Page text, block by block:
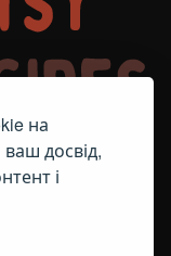
на
досвід,
і